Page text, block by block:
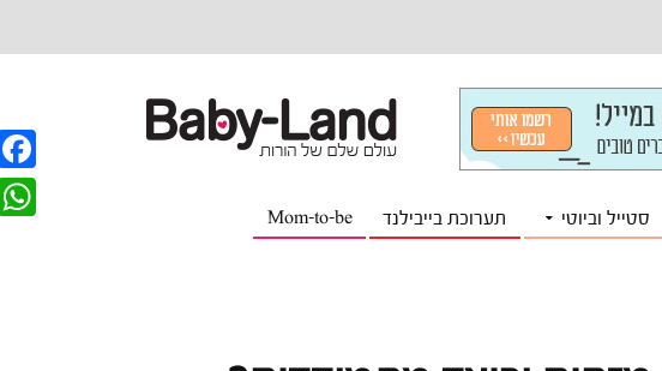
סטייל וביוטי תערוכת בייבילנד Mom-to-be
F